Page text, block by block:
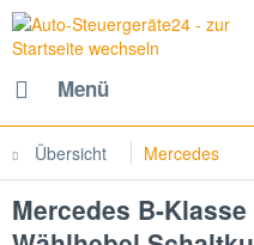
Menü
Übersicht Mercedes
Mercedes B-Klasse